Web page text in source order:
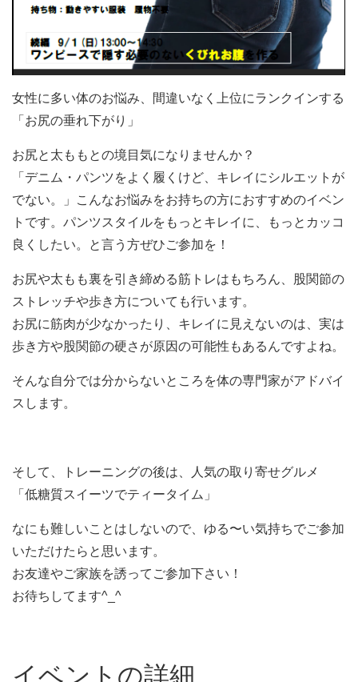
女性に多い体のお悩み、間違いなく上位にランクインする
「お尻の垂れ下がり」
お尻と太ももとの境目気になりませんか？
「デニム・パンツをよく履くけど、キレイにシルエットが
でない。
」こんなお悩みをお持ちの方におすすめのイベン
トです。パンツスタイルをもっとキレイに、もっとカッコ
良くしたい。と言う方ぜひご参加を！
お尻や太もも裏を引き締める筋トレはもちろん、股関節の
ストレッチや歩き方についても行います。
お尻に筋肉が少なかったり、キレイに見えないのは、実は
歩き方や股関節の硬さが原因の可能性もあるんですよね。
そんな自分では分からないところを体の専門家がアドバイ
スします。
そして、トレーニングの後は、人気の取り寄せグルメ
「低糖質スイーツでティータイム」
なにも難しいことはしないので、ゆる〜い気持ちでご参加
いただけたらと思います。
お友達やご家族を誘ってご参加下さい！
お待ちしてます^_^
イベントの詳細